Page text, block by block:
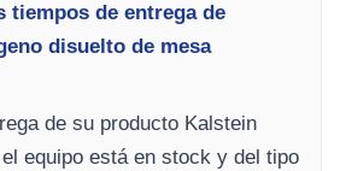
tiempos de entrega de
disuelto de mesa
de su producto Kalstein
equipo está en stock y del tipo